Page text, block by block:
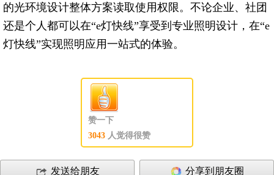
的光环境设计整体方案读取使用权限。不论企业、社团
还是个人都可以在“e灯快线”享受到专业照明设计，在“e
灯快线”实现照明应用一站式的体验。
赞一下
3043 人觉得很赞
发送给朋友 分享到朋友圈